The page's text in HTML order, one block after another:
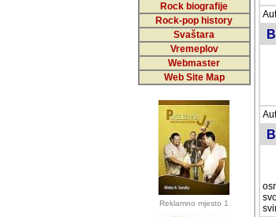
Rock biografije
Rock-pop history
Svaštara
Vremeplov
Webmaster
Web Site Map
Reklamno mjesto 1